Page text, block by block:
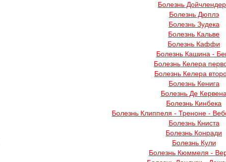
Болезнь
Болезнь Дюплэ
Болезнь Зудека
Болезнь Кальве
Болезнь Каффи
Болезнь Кашина -
Болезнь Келера
Болезнь Келера
Болезнь Кенига
Болезнь Де Кервена
Болезнь Кинбека
Болезнь Клиппеля - Треноне -
Болезнь Книста
Болезнь Конради
Болезнь Кули
Болезнь Кюммеля -